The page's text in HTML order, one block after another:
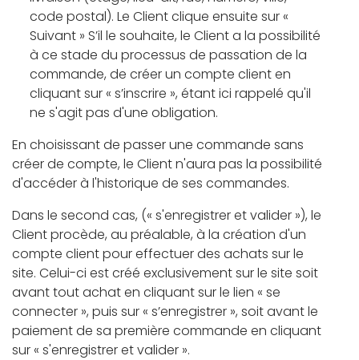
code postal). Le Client clique ensuite sur «
Suivant » S’il le souhaite, le Client a la possibilité
à ce stade du processus de passation de la
commande, de créer un compte client en
cliquant sur « s’inscrire », étant ici rappelé qu'il
ne s'agit pas d'une obligation.
En choisissant de passer une commande sans
créer de compte, le Client n'aura pas la possibilité
d'accéder à l'historique de ses commandes.
Dans le second cas, (« s'enregistrer et valider »), le
Client procède, au préalable, à la création d'un
compte client pour effectuer des achats sur le
site. Celui-ci est créé exclusivement sur le site soit
avant tout achat en cliquant sur le lien « se
connecter », puis sur « s’enregistrer », soit avant le
paiement de sa première commande en cliquant
sur « s'enregistrer et valider ».